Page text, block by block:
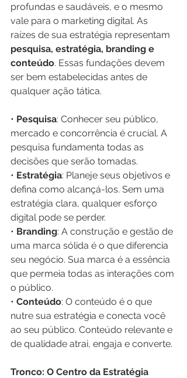
profundas e saudáveis, e o mesmo
vale para o marketing digital. As
raízes de sua estratégia representam
pesquisa, estratégia, branding e
conteúdo. Essas fundações devem
ser bem estabelecidas antes de
qualquer ação tática.
• Pesquisa: Conhecer seu público,
mercado e concorrência é crucial. A
pesquisa fundamenta todas as
decisões que serão tomadas.
• Estratégia: Planeje seus objetivos e
defina como alcançá-los. Sem uma
estratégia clara, qualquer esforço
digital pode se perder.
• Branding: A construção e gestão de
uma marca sólida é o que diferencia
seu negócio. Sua marca é a essência
que permeia todas as interações com
o público.
• Conteúdo: O conteúdo é o que
nutre sua estratégia e conecta você
ao seu público. Conteúdo relevante e
de qualidade atrai, engaja e converte.
Tronco: O Centro da Estratégia